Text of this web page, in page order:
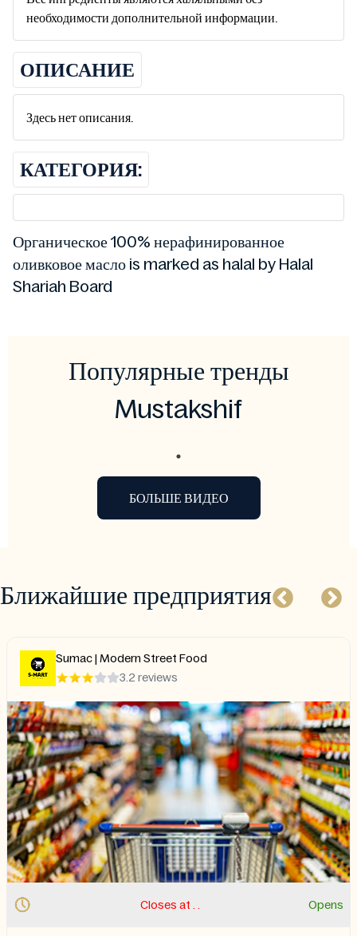
необходимости дополнительной информации.
ОПИСАНИЕ
Здесь нет описания.
КАТЕГОРИЯ:
Органическое 100% нерафинированное
оливковое масло is marked as halal by Halal
Shariah Board
Популярные тренды
Mustakshif
БОЛЬШЕ ВИДЕО
Ближайшие предприятия
Sumac | Modern Street Food
3.2 reviews
Closes at . . Opens